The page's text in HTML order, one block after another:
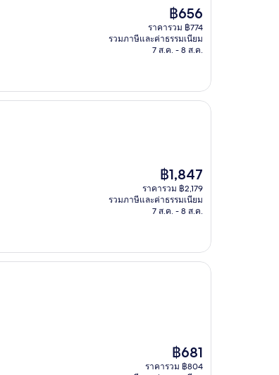
ราคา
ปัจจุบัน
คือ
฿656
฿656
ราคารวม ฿774
รวมภาษีและค่าธรรมเนียม
7 ส.ค. - 8 ส.ค.
ราคา
ปัจจุบัน
คือ
฿1,847
฿1,847
ราคารวม ฿2,179
รวมภาษีและค่าธรรมเนียม
7 ส.ค. - 8 ส.ค.
ราคา
ปัจจุบัน
฿681
ราคารวม ฿804